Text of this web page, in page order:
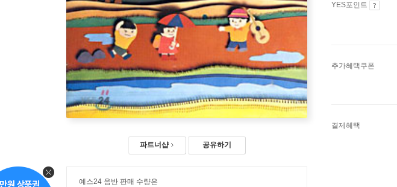
파트너샵 공유하기
예스24 음반 판매 수량은
YES포인트
추가혜택쿠폰
결제혜택